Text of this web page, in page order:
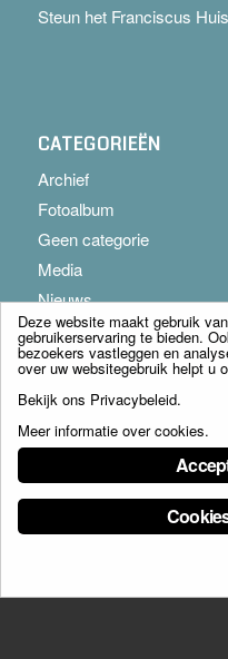
Steun het Franciscus
CATEGORIEËN
Archief
Fotoalbum
Geen categorie
Media
Nieuws
© Copyright - Franciscus Huis
Deze website maakt gebruik
gebruikerservaring te bieden.
bezoekers vastleggen en
over uw websitegebruik helpt u
Bekijk ons Privacybeleid.
Meer informatie over cookies.